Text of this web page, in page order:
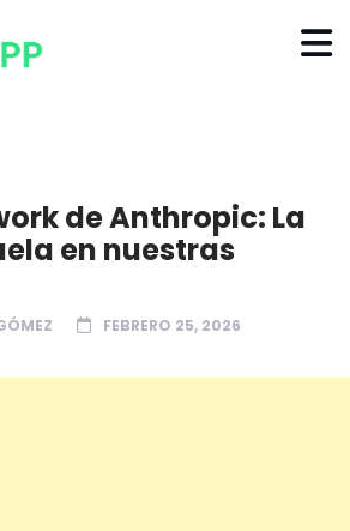
de Anthropic: La
en nuestras
FEBRERO 25, 2026